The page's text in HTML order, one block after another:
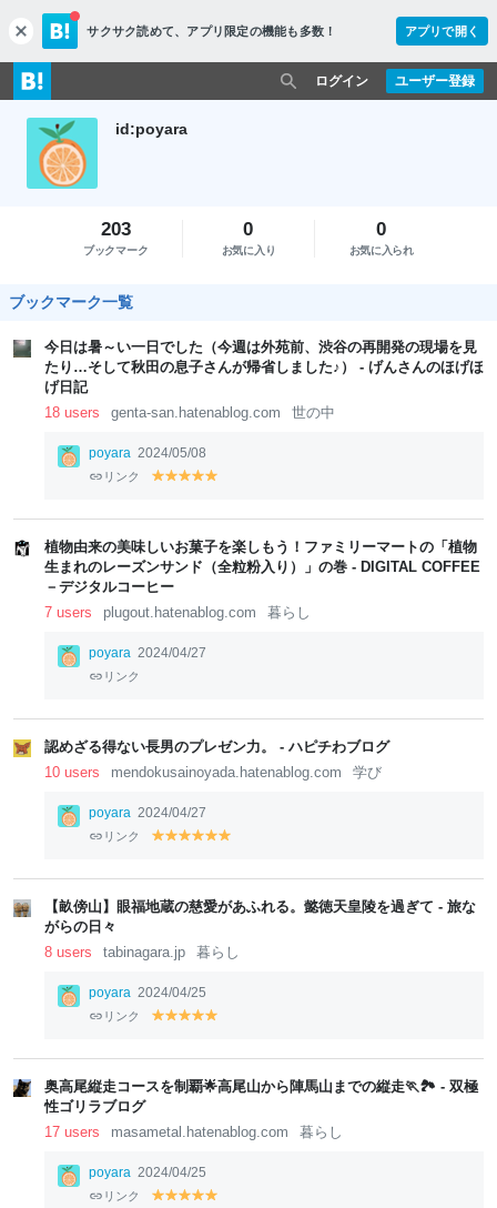
c
l
o
s
e
サクサク読めて、 アプリ限定の機能も多数！ アプリで開く
ユーザー登録
ログイン
id:poyara
203
ブックマーク
0
お気に入り
0
お気に入られ
ブックマーク一覧
今日は暑～い一日でした（今週は外苑前、渋谷の再開発の現場を見
たり…そして秋田の息子さんが帰省しました♪） - げんさんのほげほ
げ日記
18 users
genta-san.hatenablog.com 世の中
poyara 2024/05/08
リンク
y
lo
w
y
lo
w
y
lo
w
y
lo
w
lo
w
植物由来の美味しいお菓子を楽しもう！ファミリーマートの「植物
生まれのレーズンサンド（全粒粉入り）」の巻 - DIGITAL COFFEE
－デジタルコーヒー
7 users
plugout.hatenablog.com 暮らし
poyara 2024/04/27
リンク
認めざる得ない長男のプレゼン力。 - ハピチわブログ
10 users
mendokusainoyada.hatenablog.com 学び
poyara 2024/04/27
リンク
y
lo
w
y
lo
w
y
lo
w
y
lo
w
y
lo
w
lo
w
【畝傍山】眼福地蔵の慈愛があふれる。懿徳天皇陵を過ぎて - 旅な
がらの日々
8 users
tabinagara.jp 暮らし
poyara 2024/04/25
リンク
y
lo
w
y
lo
w
y
lo
w
y
lo
w
lo
w
奥高尾縦走コースを制覇🌟高尾山から陣馬山までの縦走🏃🏞️ - 双極
性ゴリラブログ
17 users
masametal.hatenablog.com 暮らし
poyara 2024/04/25
リンク
y y y y